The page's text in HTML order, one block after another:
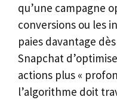
qu’une campagne
conversions ou les
paies davantage
Snapchat
actions plus «
l’algorithme doit